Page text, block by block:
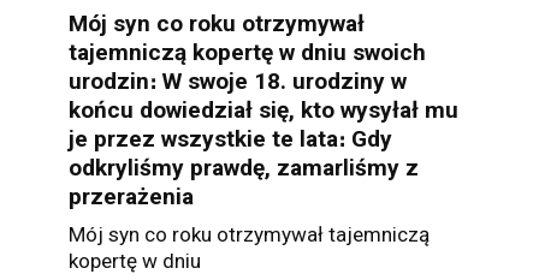
Mój syn co roku otrzymywał
tajemniczą kopertę w dniu swoich
urodzin։ W swoje 18. urodziny w
końcu dowiedział się, kto wysyłał mu
je przez wszystkie te lata։ Gdy
odkryliśmy prawdę, zamarliśmy z
przerażenia
Mój syn co roku otrzymywał tajemniczą
kopertę w dniu